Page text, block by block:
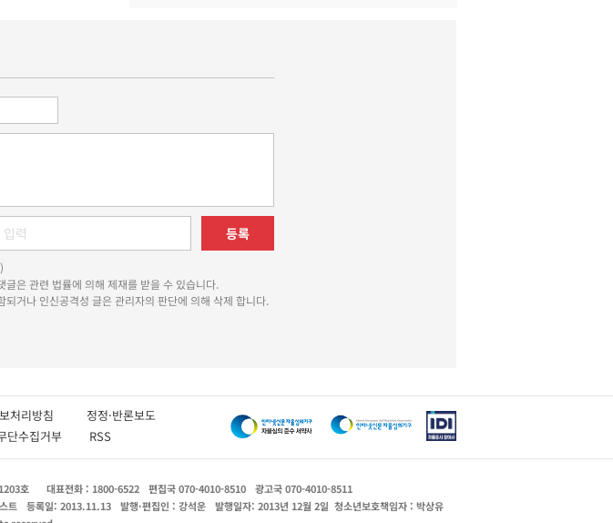
등록
은 관련 법률에 의해 제재를 받을 수 있습니다.
거나 인신공격성 글은 관리자의 판단에 의해 삭제 합니다.
보처리방침 정정·반론보도
단수집거부 RSS
호 대표전화 : 1800-6522 편집국 070-4010-8510
광고국 070-4010-8511
트 등록일: 2013.11.13 발행·편집인 : 강석운 발행일자: 2013년 12월 2일 청소년보호책임자 : 박상유